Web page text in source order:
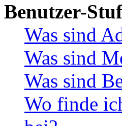
Benutzer-
Was sind
Was sind
Was sind
Wo finde